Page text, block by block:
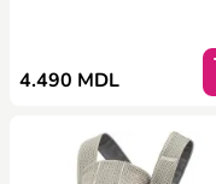
4.490 MDL